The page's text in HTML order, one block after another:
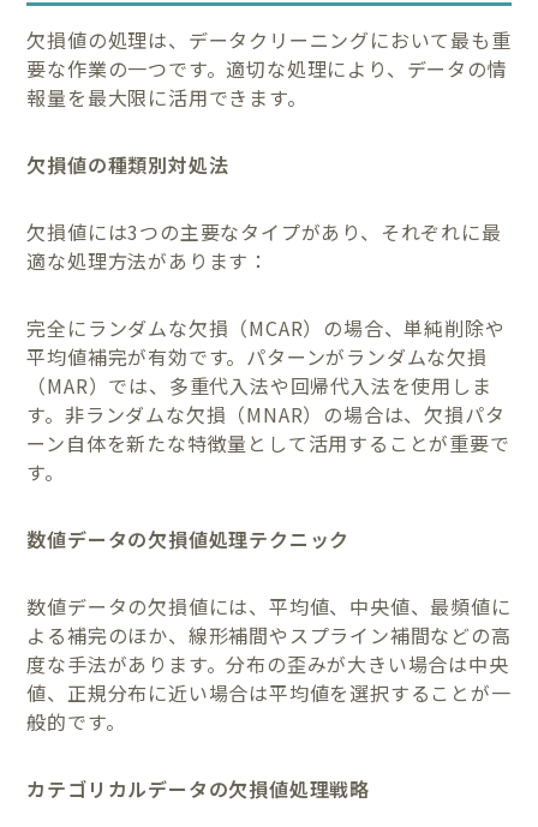
欠損値の処理は、データクリーニングにおいて最も重
要な作業の一つです。適切な処理により、データの情
報量を最大限に活用できます。
欠損値の種類別対処法
欠損値には3つの主要なタイプがあり、それぞれに最
適な処理方法があります：
完全にランダムな欠損（MCAR）の場合、単純削除や
平均値補完が有効です。パターンがランダムな欠損
（MAR）では、多重代入法や回帰代入法を使用しま
す。非ランダムな欠損（MNAR）の場合は、欠損パタ
ーン自体を新たな特徴量として活用することが重要で
す。
数値データの欠損値処理テクニック
数値データの欠損値には、平均値、中央値、最頻値に
よる補完のほか、線形補間やスプライン補間などの高
度な手法があります。分布の歪みが大きい場合は中央
値、正規分布に近い場合は平均値を選択することが一
般的です。
カテゴリカルデータの欠損値処理戦略